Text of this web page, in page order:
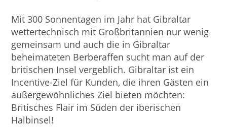
Mit 300 Sonnentagen im Jahr hat Gibraltar
wettertechnisch mit Großbritannien nur wenig
gemeinsam und auch die in Gibraltar
beheimateten Berberaffen sucht man auf der
britischen Insel vergeblich. Gibraltar ist ein
Incentive-Ziel für Kunden, die ihren Gästen ein
außergewöhnliches Ziel bieten möchten:
Britisches Flair im Süden der iberischen
Halbinsel!